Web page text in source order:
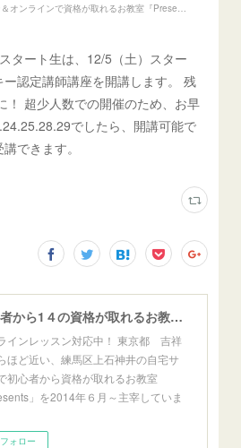
東京 吉祥寺・練馬サロン＆オンラインで資格が取れるお教室『Presents』アイシングクッキー、練り切りアート、あんフラワー教室
タート生は、12/5（土）スター
ー認定講師講座を開講します。 残
！ 超少人数での開催のため、お早
でしたら、開講可能で
できます。
初心者から1４の資格が取れるお教室「Presents」東京自宅サロン＆オンライン
インレッスン対応中！ 東京都 吉祥
ほど近い、練馬区上石神井の自宅サ
初心者から資格が取れるお教室
」を2014年６月～主宰していま
フォロー